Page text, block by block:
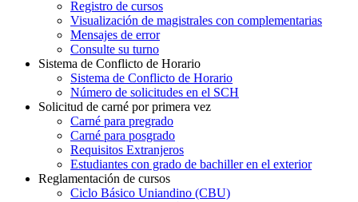
Registro de cursos
Visualización de magistrales con complementarias
Mensajes de error
Consulte su turno
Sistema de Conflicto de Horario
Sistema de Conflicto de Horario
Número de solicitudes en el SCH
Solicitud de carné por primera vez
Carné para pregrado
Carné para posgrado
Requisitos Extranjeros
Estudiantes con grado de bachiller en el exterior
Reglamentación de cursos
Ciclo Básico Uniandino (CBU)